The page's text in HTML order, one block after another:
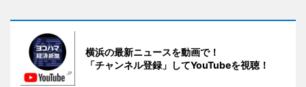
横浜の最新ニュースを動画で！
「チャンネル登録」してYouTubeを視聴！